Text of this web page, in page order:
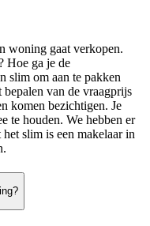
woning gaat verkopen.
Hoe ga je de
slim om aan te pakken
van de vraagprijs
komen bezichtigen. Je
te houden. We hebben er
slim is een makelaar in